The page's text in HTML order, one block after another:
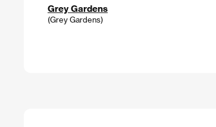
Grey Gardens
(Grey Gardens)